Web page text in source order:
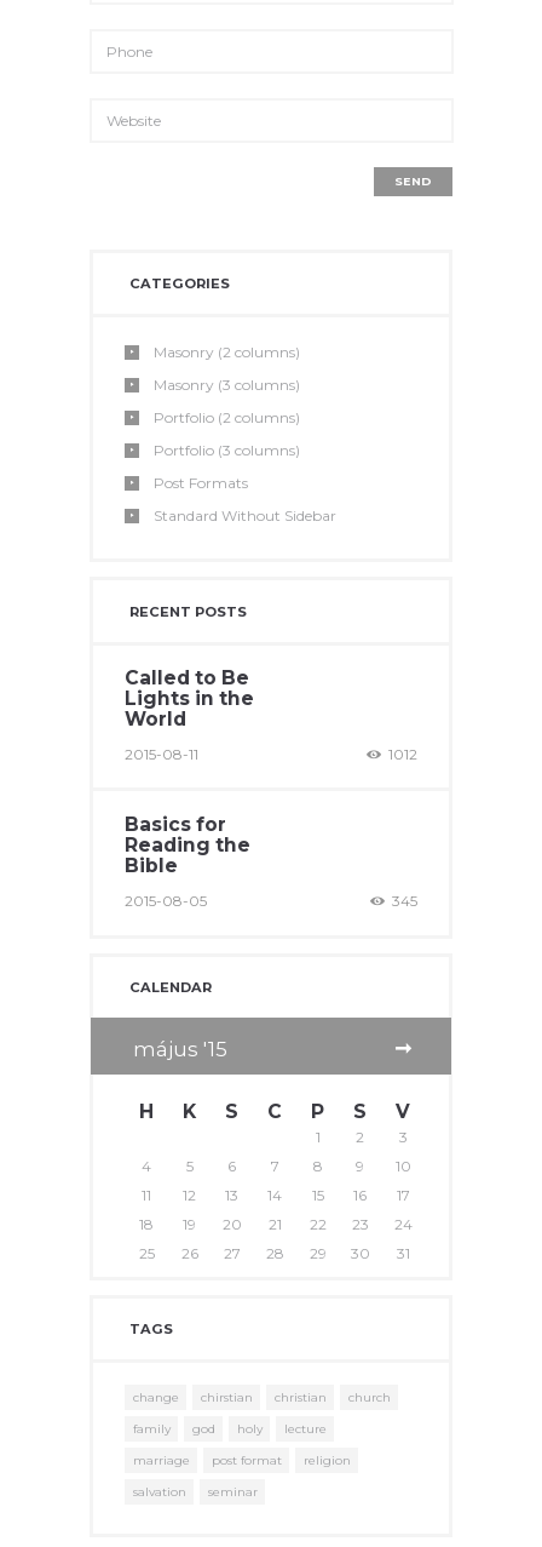
CATEGORIES
Masonry (2 columns)
Masonry (3 columns)
Portfolio (2 columns)
Portfolio (3 columns)
Post Formats
Standard Without Sidebar
RECENT POSTS
Called to Be
Lights in the
World
2015-08-11 1012
Basics for
Reading the
Bible
2015-08-05 345
CALENDAR
május 15
H K S C P S V
1 2
3
4
5 6 7 8 9
10
11
12 13 14 15 16
17
18
19 20 21 22 23
24
25
26 27 28 29 30 31
TAGS
change chirstian christian
church
family
god holy
lecture
marriage
post format
religion
salvation
seminar